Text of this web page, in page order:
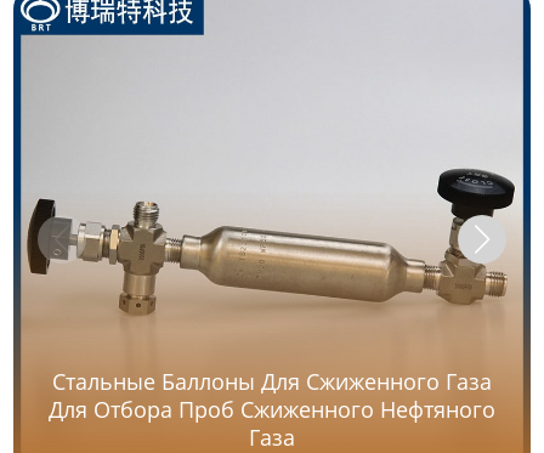
Стальные Баллоны Для Сжиженного Газа
Для Отбора Проб Сжиженного Нефтяного
Газа